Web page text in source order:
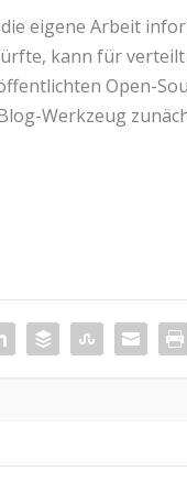
eigene Arbeit
kann für
Open-
Werkzeug